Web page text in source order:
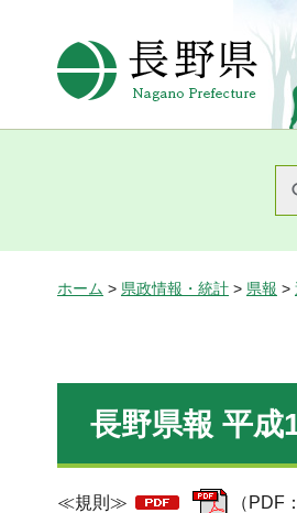
長
ホーム > 県政情報・統計 > 県報 >
長野県報 平成
≪規則≫ （PDF